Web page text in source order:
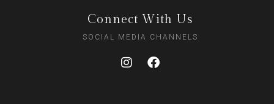
Connect With Us
SOCIAL MEDIA CHANNELS